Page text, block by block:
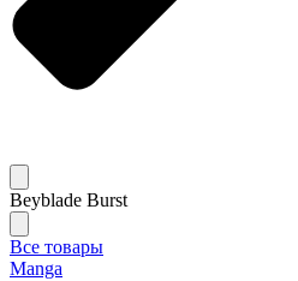
Beyblade Burst
Все товары
Manga